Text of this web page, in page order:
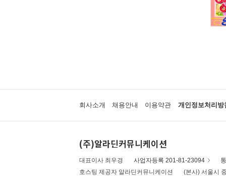
회사소개 채용안내 이용약관 개인정보처리방
(주)알라딘커뮤니케이션
대표이사 최우경 사업자등록 201-81-23094
호스팅 제공자 알라딘커뮤니케이션
(본사) 서울시